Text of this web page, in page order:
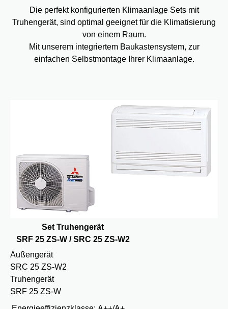
Die perfekt konfigurierten Klimaanlage Sets mit
Truhengerät, sind optimal geeignet für die Klimatisierung
von einem Raum.
Mit unserem integriertem Baukastensystem, zur
einfachen Selbstmontage Ihrer Klimaanlage.
Set Truhengerät
SRF 25 ZS-W / SRC 25 ZS-W2
Außengerät
SRC 25 ZS-W2
Truhengerät
SRF 25 ZS-W